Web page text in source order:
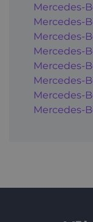
Mercedes-
Mercedes-
Mercedes-
Mercedes-
Mercedes-
Mercedes-
Mercedes-
Mercedes-